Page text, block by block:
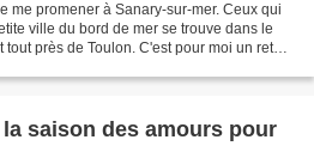
me promener à Sanary-sur-mer. Ceux qui
ville du bord de mer se trouve dans le
près de Toulon. C'est pour moi un retour
saison des amours pour